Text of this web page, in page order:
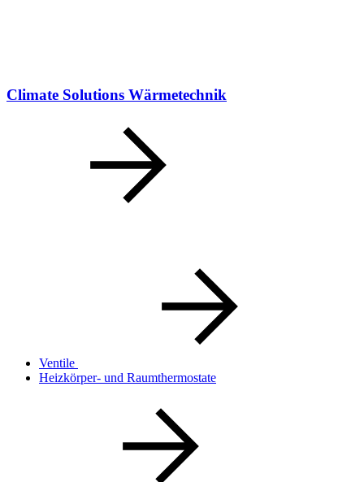
Climate Solutions Wärmetechnik
Ventile
Heizkörper- und Raumthermostate